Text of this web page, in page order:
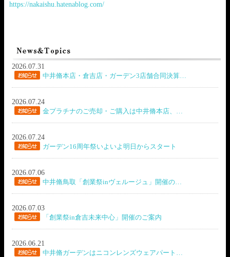
https://nakaishu.hatenablog.com/
2026.07.31
中井脩本店・倉吉店・ガーデン3店舗合同決算…
2026.07.24
金プラチナのご売却・ご購入は中井脩本店、…
2026.07.24
ガーデン16周年祭いよいよ明日からスタート
2026.07.06
中井脩鳥取「創業祭inヴェルージュ」開催の…
2026.07.03
「創業祭in倉吉未来中心」開催のご案内
2026.06.21
中井脩ガーデンはニコンレンズウェアパート…